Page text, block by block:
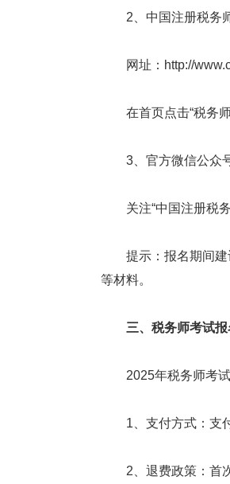
2、中国注册税务
网址：http://
在首页点击“税务师
3、官方微信公众
关注“中国注册税务
提示：报名期间建议
等材料。
三、税务师考试
2025年税务师考试
1、支付方式：支付
2、退费政策：首次